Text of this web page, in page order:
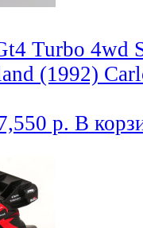
Turbo 4wd
(1992)
р. В